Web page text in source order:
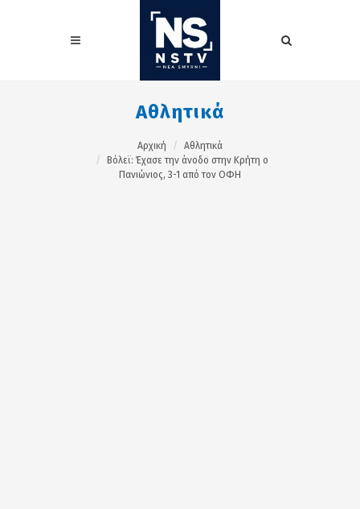
Αθλητικά
Αρχική
Αθλητικά
Βόλεϊ: Έχασε την άνοδο στην Κρήτη ο
Πανιώνιος, 3-1 από τον ΟΦΗ